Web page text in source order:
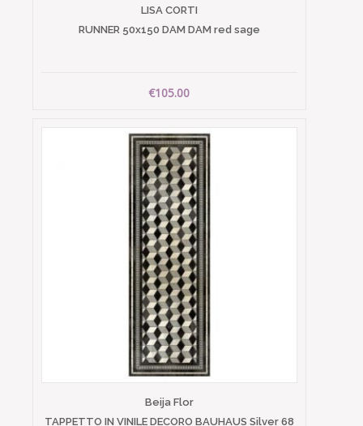
LISA CORTI
RUNNER 50x150 DAM DAM red sage
€105.00
Beija Flor
TAPPETTO IN VINILE DECORO BAUHAUS Silver 68